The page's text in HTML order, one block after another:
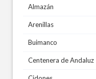
Almazán
Arenillas
Buimanco
Centenera de Andaluz